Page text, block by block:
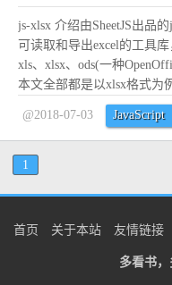
js-xlsx 介绍由SheetJS出品
可读取和导出excel的工具
xls、xlsx、ods(一种
本文全部都是以xlsx格式为
https://github.com/SheetJS/
http://dem...
阅读全文
@2018-07-03 JavaScript
1
首页 关于本站 友情链接
多看书，